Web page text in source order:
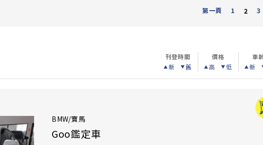
第一頁 1 2 3
刊登時間
新
舊
價格
高
低
車
新
BMW/寶馬
Goo鑑定車